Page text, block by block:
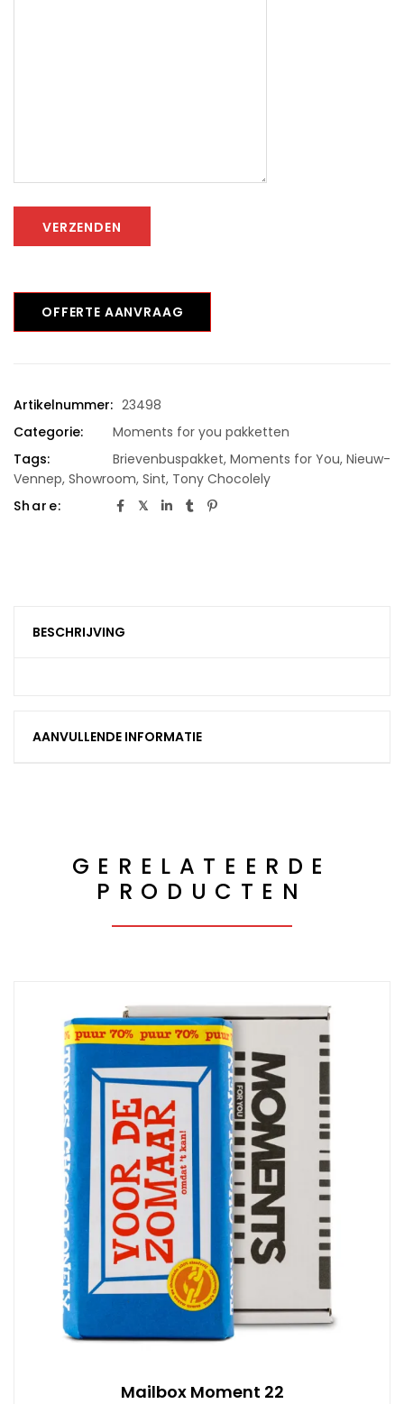
VERZENDEN
OFFERTE AANVRAAG
Artikelnummer: 23498
Categorie:
Moments for you pakketten
Tags:
Brievenbuspakket, Moments for You, Nieuw-
Vennep, Showroom, Sint, Tony Chocolely
Share:
BESCHRIJVING
AANVULLENDE INFORMATIE
GERELATEERDE
PRODUCTEN
Mailbox Moment 22